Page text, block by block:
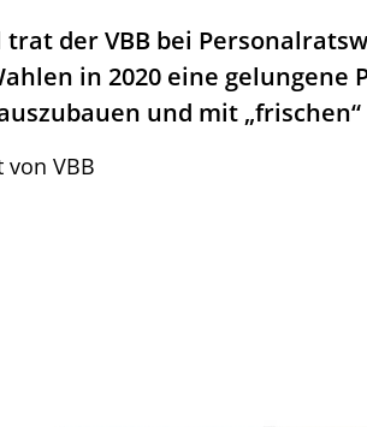
trat der VBB bei
in 2020 eine
und mit
von VBB